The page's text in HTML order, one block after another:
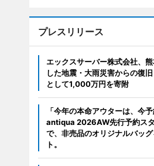
プレスリリース
エックスサーバー株式会社、
した地震・大雨災害からの復
として1,000万円を寄附
「今年の本命アウターは、今予
antiqua 2026AW先行予約ス
で、非売品のオリジナルバッ
ト。